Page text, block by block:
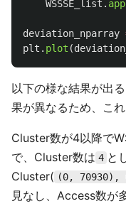
WSSSE_list .
deviation_nparray
plt . plot (
以下の様な結果が出
果が異なるため、こ
Cluster数が4以降で
で、Cluster数は 4 と
Cluster( (0, 70930),
見なし、Access数が